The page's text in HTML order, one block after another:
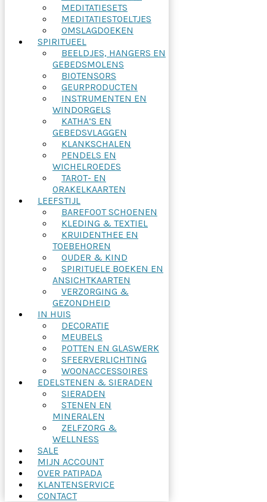
MEDITATIESETS
MEDITATIESTOELTJES
OMSLAGDOEKEN
SPIRITUEEL
BEELDJES, HANGERS EN
GEBEDSMOLENS
BIOTENSORS
GEURPRODUCTEN
INSTRUMENTEN EN
WINDORGELS
KATHA’S EN
GEBEDSVLAGGEN
KLANKSCHALEN
PENDELS EN
WICHELROEDES
TAROT- EN
ORAKELKAARTEN
LEEFSTIJL
BAREFOOT SCHOENEN
KLEDING & TEXTIEL
KRUIDENTHEE EN
TOEBEHOREN
OUDER & KIND
SPIRITUELE BOEKEN EN
ANSICHTKAARTEN
VERZORGING &
GEZONDHEID
IN HUIS
DECORATIE
MEUBELS
POTTEN EN GLASWERK
SFEERVERLICHTING
WOONACCESSOIRES
EDELSTENEN & SIERADEN
SIERADEN
STENEN EN
MINERALEN
ZELFZORG &
WELLNESS
SALE
MIJN ACCOUNT
OVER PATIPADA
KLANTENSERVICE
CONTACT